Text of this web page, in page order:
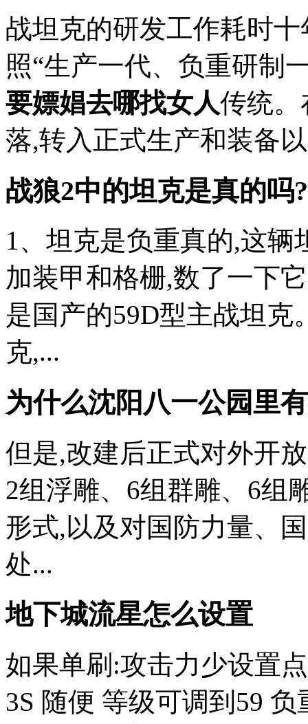
战坦克的研发工作耗时
照“生产一代、负重研制
要嫖娼去哪找女人传统。
落,转入正式生产和装备
战狼2中的坦克是真的吗?
1、坦克是负重真的,这
加装甲和格栅,数了一下
是国产的59D型主战坦克
克,...
为什么沈阳八一公园里
但是,改建后正式对外开
2组浮雕、6组群雕、6组
形式,以及对国防力量、
处...
地下城流星怎么设置
如果单刷:攻击力少设置
3S 随便 等级可调到59